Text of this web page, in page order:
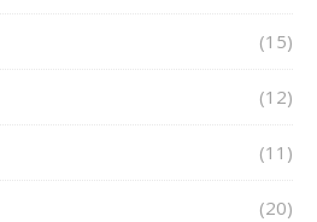
(15)
(12)
(11)
(20)